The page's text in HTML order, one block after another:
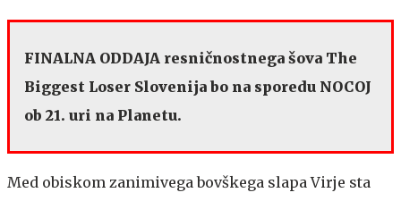
FINALNA ODDAJA resničnostnega šova The
Biggest Loser Slovenija bo na sporedu NOCOJ
ob 21. uri na Planetu.
Med obiskom zanimivega bovškega slapa Virje sta